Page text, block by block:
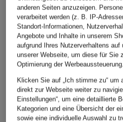
anderen Seiten anzuzeigen.
verarbeitet werden (z. B. IP-
Standort-Informationen,
Angebote und Inhalte in unserem
aufgrund Ihres Nutzerverhaltens auf
unserer Webseite, um diese für Sie
Optimierung der Werbeaussteuerung.
Klicken Sie auf „Ich stimme zu“
direkt zur Webseite weiter zu
Einstellungen“, um eine detaillierte
Kategorien und eine Übersicht der
sowie eine individuelle Auswahl zu